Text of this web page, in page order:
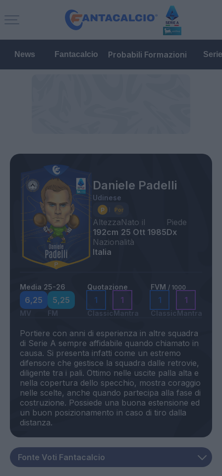
News Fantacalcio Probabili Formazioni
Daniele Padelli
Udinese
Altezza
192cm
Nato il
25 Ott 1985
Piede
Dx
Nazionalità
Italia
Media 25-26
6,25
MV
5,25
FM
Quotazione
1
Classic
1
Mantra
FVM / 1000
1
Classic
1
Mantra
Portiere con anni di esperienza in altre squadra
di Serie A sempre affidabile quando chiamato in
causa. Si presenta infatti come un estremo
difensore che gestisce la squadra dalle retrovie,
diligente tra i pali. Ottimo nelle uscite palla alta e
nella copertura dello specchio, mostra coraggio
nelle scelte, anche quando partecipa alla fase di
costruzione. Possiede una buona estensione ed
un buon posizionamento in caso di tiro dalla